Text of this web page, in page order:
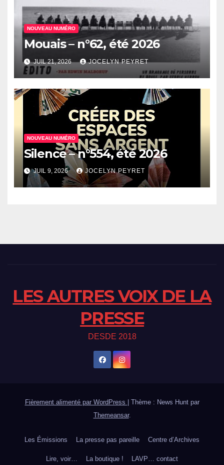
NOUVEAU NUMÉRO
Mouais – n°62, été 2026
JUIL 21, 2026 JOCELYN PEYRET
NOUVEAU NUMÉRO
Silence – n°554, été 2026
JUIL 9, 2026 JOCELYN PEYRET
LES AUTRES VOIX DE LA
PRESSE
DESDE 2018
Fièrement alimenté par WordPress
Thème : News Hunt par
Themeansar.
Les Émissions La presse pas pareille Centre d’Archives
Lire, voir… La boutique ! LAVP… contact